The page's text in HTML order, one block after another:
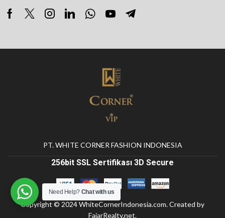
PT. WHITE CORNER FASHION INDONESIA
256bit SSL Sertifikası 3D Secure
Copyright © 2024WhiteCornerIndonesia.com. Created by
FajarRealty.net.
Need Help? Chat with us